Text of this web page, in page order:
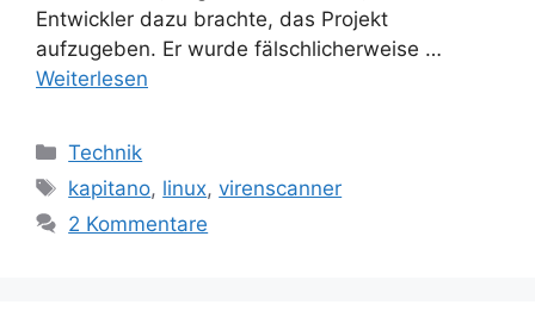
Entwickler dazu brachte, das Projekt
aufzugeben. Er wurde fälschlicherweise …
Weiterlesen
Kategorien
Technik
Schlagwörter
kapitano, linux,virenscanner
2 Kommentare